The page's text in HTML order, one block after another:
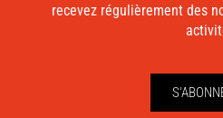
recevez régulièrement des